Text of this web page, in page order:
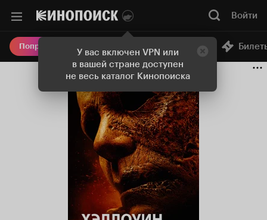
У вас включен VPN или
в вашей стране доступен
не весь каталог Кинопоиска
Войти
Попробовать Плюс Онлайн-кинотеатр